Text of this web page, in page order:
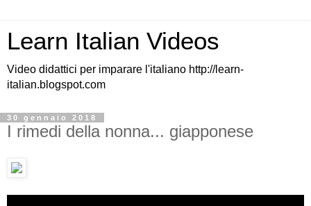
Learn Italian Videos
Video didattici per imparare l'italiano http://learn-
italian.blogspot.com
30 gennaio 2018
I rimedi della nonna... giapponese